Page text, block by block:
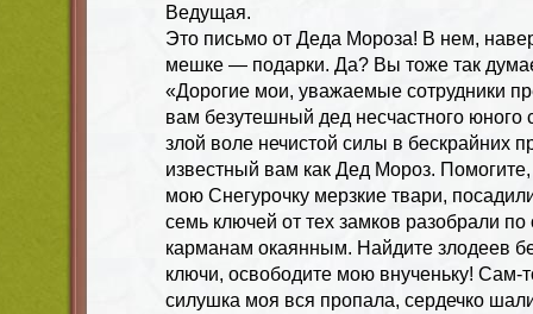
Ведущая.
Это письмо от Деда Мороза! В нем,
мешке — подарки. Да? Вы тоже так
«Дорогие мои, уважаемые сотрудники
вам безутешный дед несчастного юного
злой воле нечистой силы в бескрайних
известный вам как Дед Мороз.
мою Снегурочку мерзкие твари,
семь ключей от тех замков разобрали
карманам окаянным. Найдите злодеев
ключи, освободите мою внученьку! Сам-
силушка моя вся пропала, сердечко